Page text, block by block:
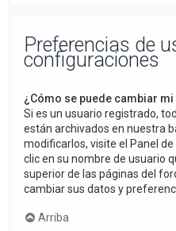
Preferencias de
configuraciones
¿Cómo se puede cambiar
Si es un usuario registrado,
están archivados en nuestra
modificarlos, visite el Panel
clic en su nombre de usuario
superior de las páginas del
cambiar sus datos y
Arriba